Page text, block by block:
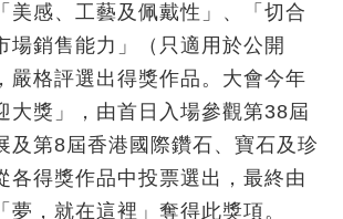
美感、工藝及佩戴性」、「切合
場銷售能力」（只適用於公開
嚴格評選出得獎作品。大會今年
大獎」，由首日入場參觀第38屆
及第8屆香港國際鑽石、寶石及珍
各得獎作品中投票選出，最終由
夢，就在這裡」奪得此獎項。